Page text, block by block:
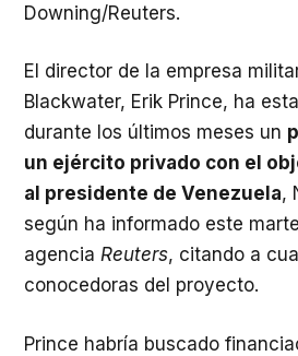
Downing/Reuters.
El director de la empresa
Blackwater, Erik Prince, ha
durante los últimos meses un
un ejército privado con el
al presidente de Venezuela,
según ha informado este
agencia Reuters, citando a
conocedoras del proyecto.
Prince habría buscado